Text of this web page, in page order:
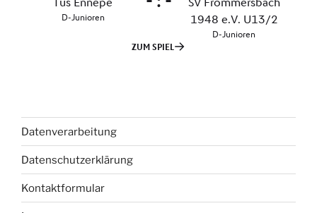
Datenverarbeitung
Datenschutzerklärung
Kontaktformular